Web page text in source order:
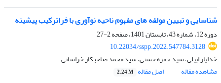
شناسایی و تبیین مولفه های مفهوم ناحیه نوآوری با فرا‌ترکیب پیشینه
دوره 12، شماره 43، تابستان 1401، صفحه
2-27
10.22034/sspp.2022.547784.3128
خدایار ابیلی، سید حمزه حسنی، سید محمد صاحبکار خراسانی
مشاهده مقاله
اصل مقاله 2.24 M